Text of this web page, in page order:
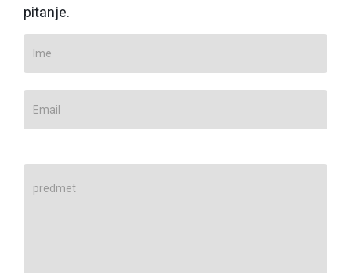
pitanje.